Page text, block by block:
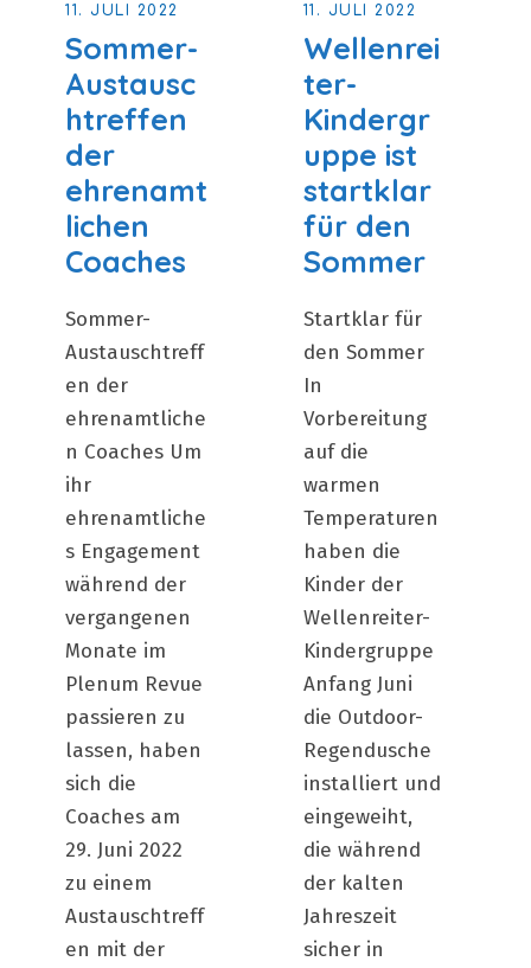
11. JULI 2022
Sommer-
Austausc
htreffen
der
ehrenamt
lichen
Coaches
Sommer-
Austauschtreff
en der
ehrenamtliche
n Coaches Um
ihr
ehrenamtliche
s Engagement
während der
vergangenen
Monate im
Plenum Revue
passieren zu
lassen, haben
sich die
Coaches am
29. Juni 2022
zu einem
Austauschtreff
en mit der
11. JULI 2022
Wellenrei
ter-
Kindergr
uppe ist
startklar
für den
Sommer
Startklar für
den Sommer
In
Vorbereitung
auf die
warmen
Temperaturen
haben die
Kinder der
Wellenreiter-
Kindergruppe
Anfang Juni
die Outdoor-
Regendusche
installiert und
eingeweiht,
die während
der kalten
Jahreszeit
sicher in